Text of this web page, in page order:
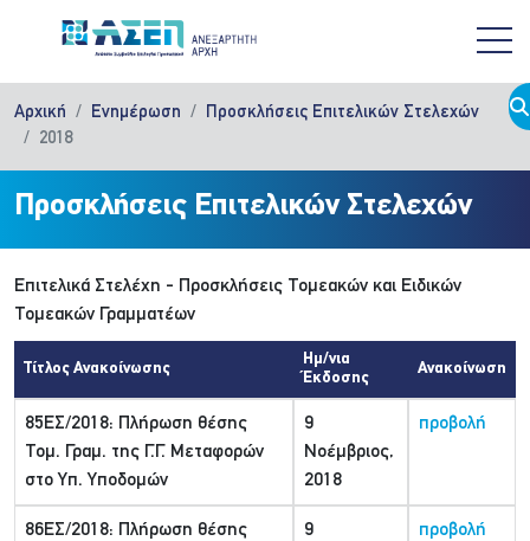
Αρχική Ενημέρωση
Προσκλήσεις Επιτελικών Στελεχών
2018
Προσκλήσεις Επιτελικών Στελεχών
Επιτελικά Στελέχη - Προσκλήσεις Τομεακών και Ειδικών
Τομεακών Γραμματέων
Τίτλος Ανακοίνωσης
Ημ/νια
Έκδοσης
Ανακοίνωση
85ΕΣ/2018: Πλήρωση θέσης
Τομ. Γραμ. της Γ.Γ. Μεταφορών
στο Υπ. Υποδομών
9
Νοέμβριος,
2018
προβολή
86ΕΣ/2018: Πλήρωση θέσης
9
προβολή